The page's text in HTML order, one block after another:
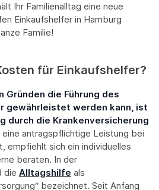
Ihr Familienalltag eine neue
Einkaufshelfer in Hamburg
Familie!
für Einkaufshelfer?
Gründen die Führung des
gewährleistet werden kann, ist
durch die Krankenversicherung
eine antragspflichtige Leistung bei
empfiehlt sich ein individuelles
beraten. In der
die Alltagshilfe als
bezeichnet. Seit Anfang